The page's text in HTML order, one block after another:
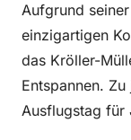
Aufgrund
einzigartigen
das Kröller-
Entspannen.
Ausflugstag für